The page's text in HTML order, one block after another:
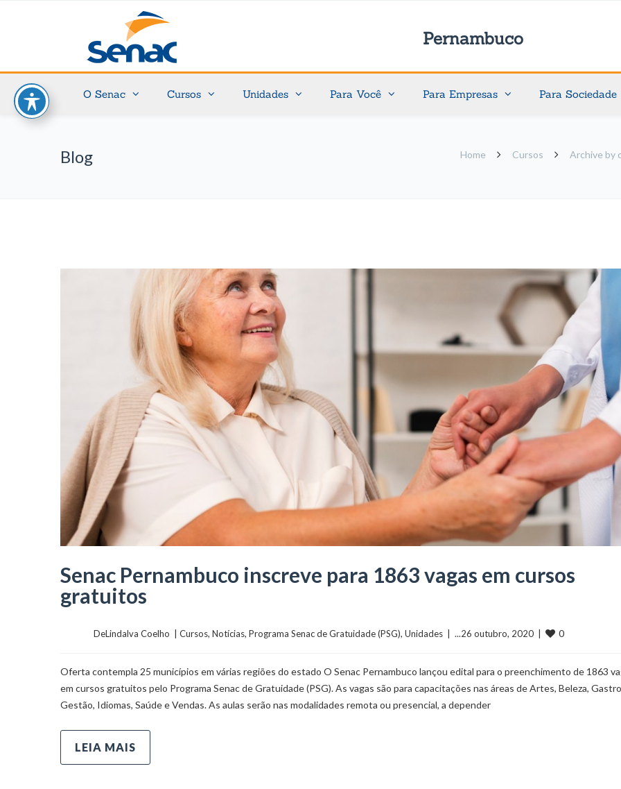
Pernambuco
O Senac Cursos Unidades Para Você Para Empresas Para Sociedade
Blog Home Cursos Archive by
Senac Pernambuco inscreve para 1863 vagas em cursos
gratuitos
	    	DeLindalva Coelho  |
Cursos, Notícias, Programa Senac de Gratuidade (PSG), Unidades
  |  ...26 outubro, 2020  |
0
Oferta contempla 25 municípios em várias regiões do estado O Senac Pernambuco lançou edital para o preenchimento de 1863
em cursos gratuitos pelo Programa Senac de Gratuidade (PSG). As vagas são para capacitações nas áreas de Artes, Beleza,
Gestão, Idiomas, Saúde e Vendas. As aulas serão nas modalidades remota ou presencial, a depender
LEIA MAIS